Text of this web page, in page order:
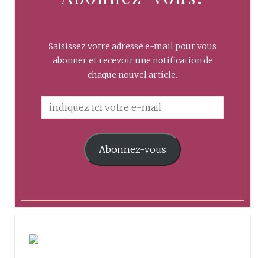
Saisissez votre adresse e-mail pour vous
abonner et recevoir une notification de
chaque nouvel article.
Abonnez-vous